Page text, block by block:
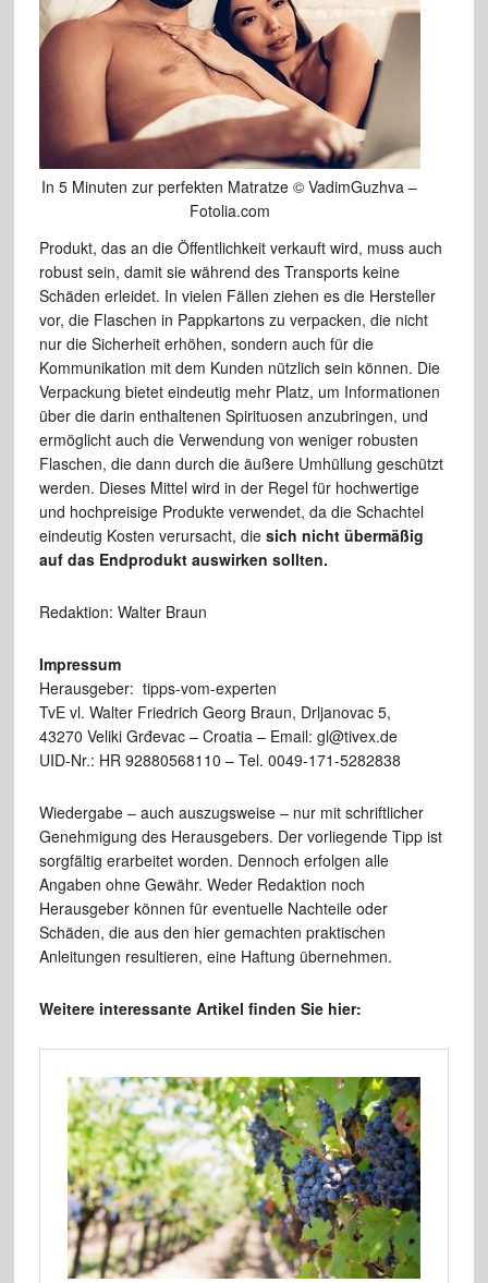
In 5 Minuten zur perfekten Matratze © VadimGuzhva –
Fotolia.com
Produkt, das an die Öffentlichkeit verkauft wird, muss auch
robust sein, damit sie während des Transports keine
Schäden erleidet. In vielen Fällen ziehen es die Hersteller
vor, die Flaschen in Pappkartons zu verpacken, die nicht
nur die Sicherheit erhöhen, sondern auch für die
Kommunikation mit dem Kunden nützlich sein können. Die
Verpackung bietet eindeutig mehr Platz, um Informationen
über die darin enthaltenen Spirituosen anzubringen, und
ermöglicht auch die Verwendung von weniger robusten
Flaschen, die dann durch die äußere Umhüllung geschützt
werden. Dieses Mittel wird in der Regel für hochwertige
und hochpreisige Produkte verwendet, da die Schachtel
eindeutig Kosten verursacht, die sich nicht übermäßig
auf das Endprodukt auswirken sollten.
Redaktion: Walter Braun
Impressum
Herausgeber: tipps-vom-experten
TvE vl. Walter Friedrich Georg Braun, Drljanovac 5,
43270 Veliki Grđevac – Croatia – Email: gl@tivex.de
UID-Nr.: HR 92880568110 – Tel. 0049-171-5282838
Wiedergabe – auch auszugsweise – nur mit schriftlicher
Genehmigung des Herausgebers. Der vorliegende Tipp ist
sorgfältig erarbeitet worden. Dennoch erfolgen alle
Angaben ohne Gewähr. Weder Redaktion noch
Herausgeber können für eventuelle Nachteile oder
Schäden, die aus den hier gemachten praktischen
Anleitungen resultieren, eine Haftung übernehmen.
Weitere interessante Artikel finden Sie hier: